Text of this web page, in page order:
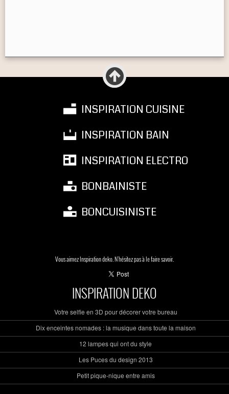
INSPIRATION CUISINE
INSPIRATION BAIN
INSPIRATION ELECTRO
BONBAINISTE
BONCUISINISTE
Vous aimez Inspiration deko. N'hésitez pas à le faire savoir.
INSPIRATION DEKO
Votre selfie en 3D pour décorer votre bureau
Dix enceintes nomades : la musique dans toute la maison
12 lampes qui ont du style
Les Puces du design 2013
Petit pique-nique entre amis